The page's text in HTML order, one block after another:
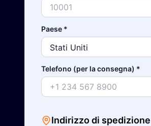
Paese *
Telefono (per la consegna) *
Indirizzo di spedizione